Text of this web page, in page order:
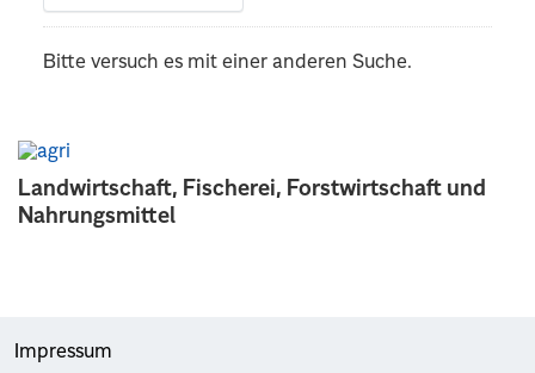
Landwirtschaft, Fischerei, Forstwirtschaft und
Nahrungsmittel
Bitte versuch es mit einer anderen Suche.
Impressum